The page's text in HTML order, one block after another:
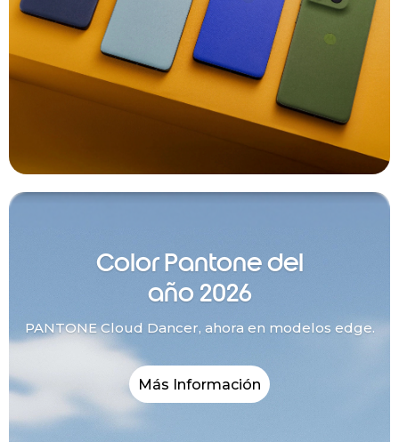
Color Pantone del
año 2026
PANTONE Cloud Dancer, ahora en modelos edge.
Más Información